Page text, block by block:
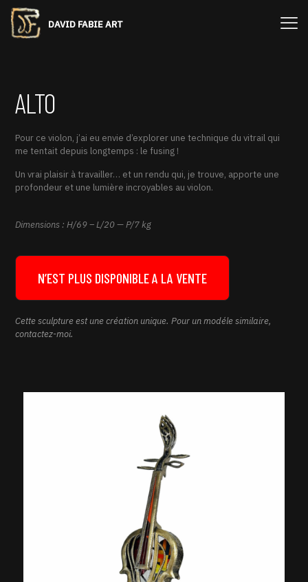
DAVID FABIE ART
ALTO
Pour ce violon, j’ai eu envie d’explorer une technique du vitrail qui
me tentait depuis longtemps : le fusing !
Un vrai plaisir à travailler… et un rendu qui, je trouve, apporte une
profondeur et une lumière incroyables au violon.
Dimensions : H/69 – L/20 — P/7 kg
N’EST PLUS DISPONIBLE A LA VENTE
Cette sculpture est une création unique. Pour un modéle similaire,
contactez-moi.